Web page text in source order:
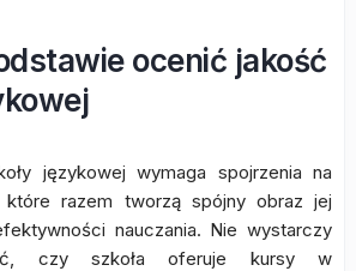
ocenić jakość
językowej wymaga spojrzenia na
które razem tworzą spójny obraz jej
nauczania. Nie wystarczy
czy szkoła oferuje kursy w